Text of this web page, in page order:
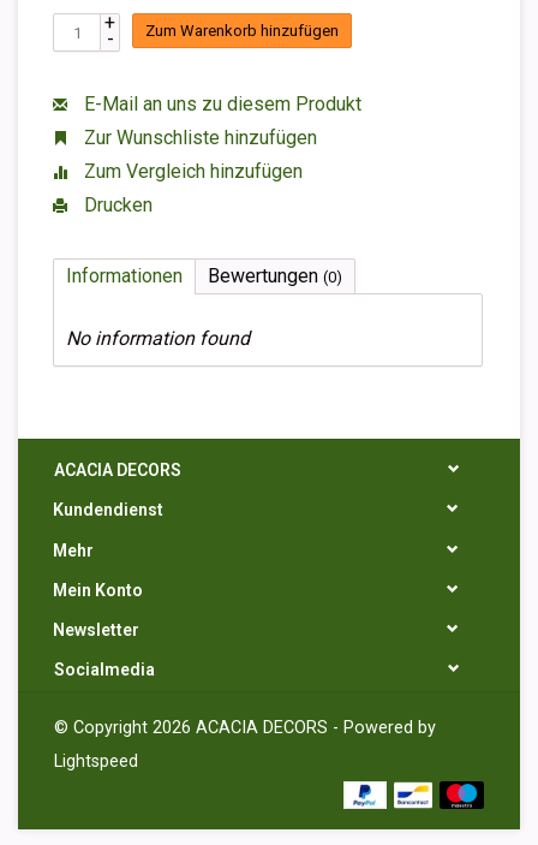
+
- Zum Warenkorb hinzufügen
E-Mail an uns zu diesem Produkt
Zur Wunschliste hinzufügen
Zum Vergleich hinzufügen
Drucken
Informationen Bewertungen (0)
No information found
ACACIA DECORS
Kundendienst
Mehr
Mein Konto
Newsletter
Socialmedia
© Copyright 2026 ACACIA DECORS - Powered by
Lightspeed